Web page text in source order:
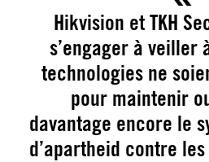
Hikvision et TKH
s’engager à veiller
technologies ne
pour maintenir
davantage encore le
d’apartheid contre les